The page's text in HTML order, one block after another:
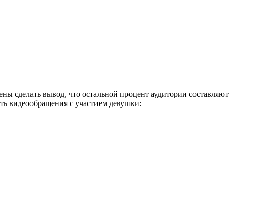
сделать вывод, что остальной процент аудитории составляют
видеообращения с участием девушки: